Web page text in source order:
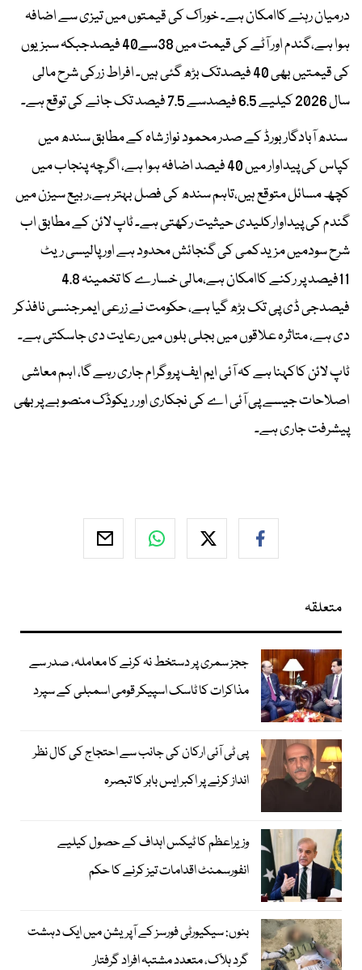
درمیان رہنے کاامکان ہے۔ خوراک کی قیمتوں میں تیزی سے اضافہ
ہوا ہے،گندم اور آٹے کی قیمت میں 38سے40 فیصدجبکہ سبزیوں
کی قیمتیں بھی 40 فیصدتک بڑھ گئی ہیں۔ افراط زرکی شرح مالی
سال 2026 کیلیے 6.5 فیصدسے 7.5 فیصد تک جانے کی توقع ہے۔
سندھ آبادگار بورڈ کے صدر محمود نواز شاہ کے مطابق سندھ میں
کپاس کی پیداوار میں 40 فیصد اضافہ ہوا ہے، اگرچہ پنجاب میں
کچھ مسائل متوقع ہیں،تاہم سندھ کی فصل بہتر ہے،ربیع سیزن میں
گندم کی پیداوارکلیدی حیثیت رکھتی ہے۔ ٹاپ لائن کے مطابق اب
شرح سودمیں مزیدکمی کی گنجائش محدود ہے اور پالیسی ریٹ
11فیصد پر رکنے کاامکان ہے،مالی خسارے کا تخمینہ 4.8
فیصدجی ڈی پی تک بڑھ گیا ہے، حکومت نے زرعی ایمرجنسی نافذکر
دی ہے، متاثرہ علاقوں میں بجلی بلوں میں رعایت دی جاسکتی ہے۔
ٹاپ لائن کاکہنا ہے کہ آئی ایم ایف پروگرام جاری رہے گا، اہم معاشی
اصلاحات جیسے پی آئی اے کی نجکاری اور ریکوڈک منصوبے پر بھی
پیشرفت جاری ہے۔
متعلقہ
ججز سمری پر دستخط نہ کرنے کا معاملہ، صدر سے
مذاکرات کا ٹاسک اسپیکر قومی اسمبلی کے سپرد
پی ٹی آئی ارکان کی جانب سے احتجاج کی کال نظر
انداز کرنے پر اکبر ایس بابر کا تبصرہ
وزیراعظم کا ٹیکس اہداف کے حصول کیلیے
انفورسمنٹ اقدامات تیز کرنے کا حکم
بنوں: سیکیورٹی فورسز کے آپریشن میں ایک دہشت
گرد ہلاک، متعدد مشتبہ افراد گرفتار